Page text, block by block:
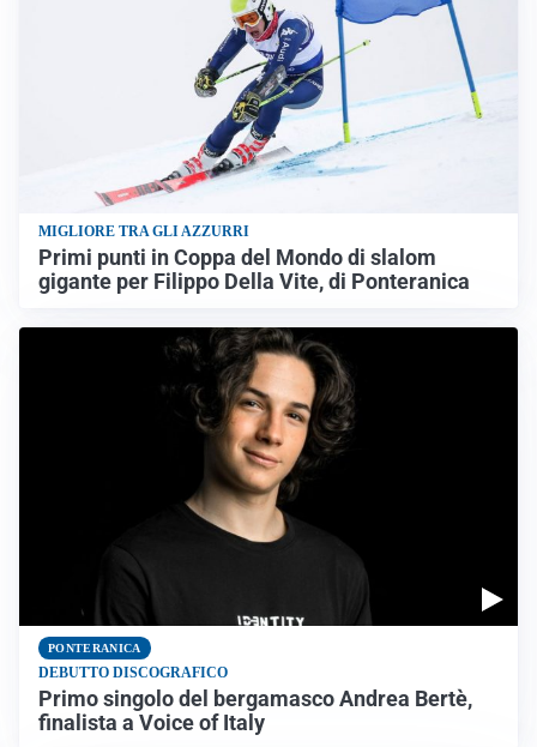
MIGLIORE TRA GLI AZZURRI
Primi punti in Coppa del Mondo di slalom
gigante per Filippo Della Vite, di Ponteranica
PONTERANICA
DEBUTTO DISCOGRAFICO
Primo singolo del bergamasco Andrea Bertè,
finalista a Voice of Italy